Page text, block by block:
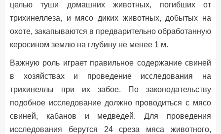
целью туши домашних животных, погибших от
трихинеллеза, и мясо диких животных, добытых на
охоте, закапываются в предварительно обработанную
керосином землю на глубину не менее 1 м.
Важную роль играет правильное содержание свиней
в хозяйствах и проведение исследования на
трихинеллы при их забое. По законодательству
подобное исследование должно проводиться с мясо
свиней, кабанов и медведей. Для проведения
исследования берутся 24 среза мяса животного,